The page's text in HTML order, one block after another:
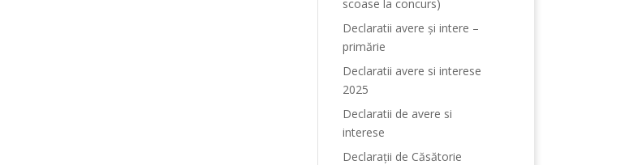
scoase la concurs)
Declaratii avere și intere –
primărie
Declaratii avere si interese
2025
Declaratii de avere si
interese
Declarații de Căsătorie